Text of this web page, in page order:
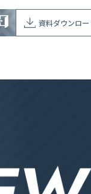
資料ダウンロー